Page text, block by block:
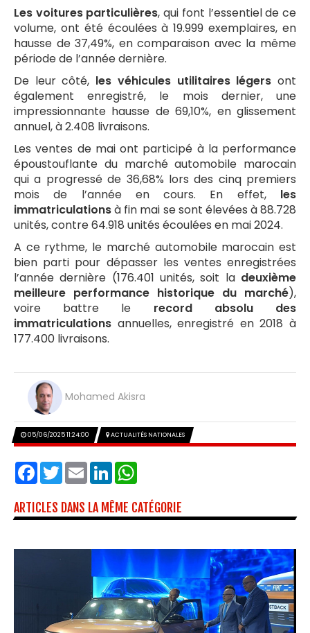
Les voitures particulières, qui font l’essentiel de ce
volume, ont été écoulées à 19.999 exemplaires, en
hausse de 37,49%, en comparaison avec la même
période de l’année dernière.
De leur côté, les véhicules utilitaires légers ont
également enregistré, le mois dernier, une
impressionnante hausse de 69,10%, en glissement
annuel, à 2.408 livraisons.
Les ventes de mai ont participé à la performance
époustouflante du marché automobile marocain
qui a progressé de 36,68% lors des cinq premiers
mois de l’année en cours. En effet, les
immatriculationsà fin mai se sont élevées à 88.728
unités, contre 64.918 unités écoulées en mai 2024.
A ce rythme, le marché automobile marocain est
bien parti pour dépasser les ventes enregistrées
l’année dernière (176.401 unités, soit la deuxième
meilleure performance historique du marché),
voire battre le record absolu des
immatriculations annuelles, enregistré en 2018 à
177.400 livraisons.
Mohamed Akisra
05/06/2025 11:24:00 ACTUALITÉS NATIONALES
Facebook
TwitterEmailLinkedIn
ARTICLES DANS LA MÊME CATÉGORIE